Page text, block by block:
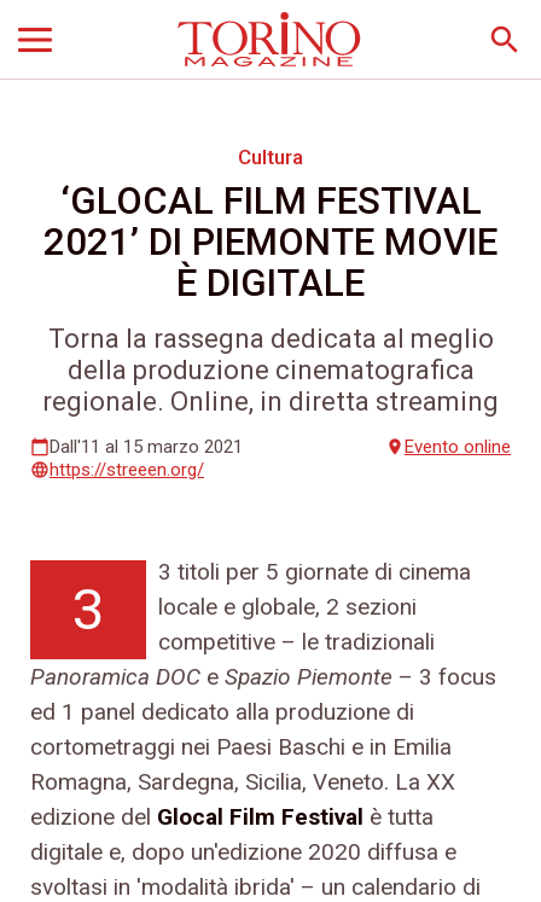
search
Cultura
‘GLOCAL FILM FESTIVAL
2021’ DI PIEMONTE MOVIE
È DIGITALE
Torna la rassegna dedicata al meglio
della produzione cinematografica
regionale. Online, in diretta streaming
calendar_todayDall'11 al 15 marzo 2021 placeEvento online
languagehttps://streeen.org/
3
3 titoli per 5 giornate di cinema
locale e globale, 2 sezioni
competitive – le tradizionali
Panoramica DOC e Spazio Piemonte – 3 focus
ed 1 panel dedicato alla produzione di
cortometraggi nei Paesi Baschi e in Emilia
Romagna, Sardegna, Sicilia, Veneto. La XX
edizione del Glocal Film Festival è tutta
digitale e, dopo un'edizione 2020 diffusa e
svoltasi in 'modalità ibrida' – un calendario di